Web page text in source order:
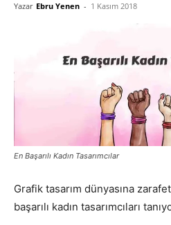
–
Yazar Ebru Yenen - 1 Kasım 2018
En Başarılı Kadın Tasarımcılar
Grafik tasarım dünyasına
başarılı kadın tasarımcıları